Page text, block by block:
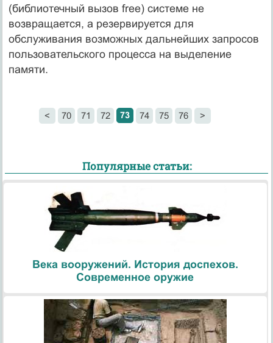
(библиотечный вызов free) системе не
возвращается, а резервируется для
обслуживания возможных дальнейших запросов
пользовательского процесса на выделение
памяти.
< 70 71 72 73 74 75 76 >
Популярные статьи:
Века вооружений. История доспехов.
Современное оружие